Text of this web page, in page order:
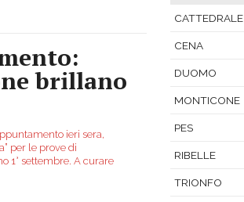
brillano
ieri sera,
per le prove di
1° settembre. A curare
CATTEDRALE
CENA
DUOMO
MONTICONE
PES
RIBELLE
TRIONFO